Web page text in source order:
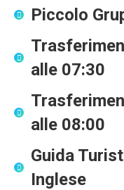
Piccolo
alle 07:30
alle 08:00
Guida
Inglese